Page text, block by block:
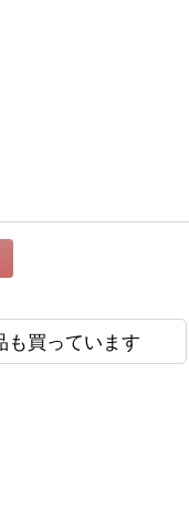
も買っています